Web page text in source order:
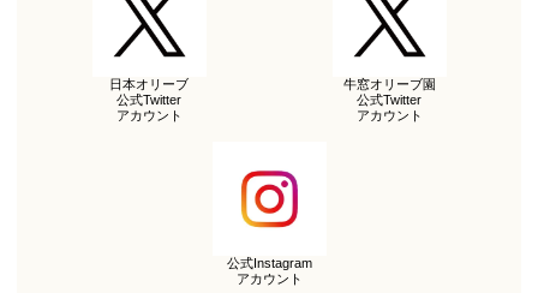
日本オリーブ
公式Twitter
アカウント
牛窓オリーブ園
公式Twitter
アカウント
公式Instagram
アカウント